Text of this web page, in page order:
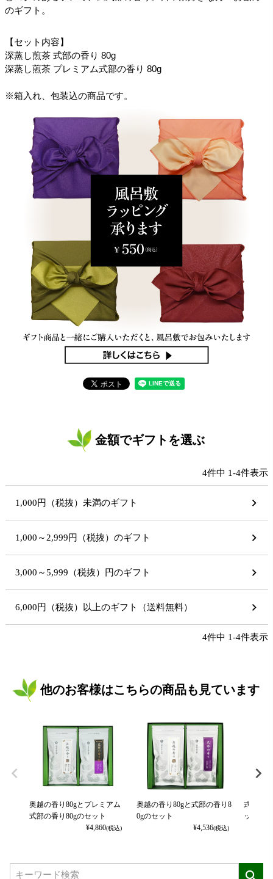
のギフト。
【セット内容】
深蒸し煎茶 式部の香り 80g
深蒸し煎茶 プレミアム式部の香り 80g
※箱入れ、包装込の商品です。
金額でギフトを選ぶ
4件中 1-4件表示
1,000円（税抜）未満のギフト
1,000～2,999円（税抜）のギフト
3,000～5,999（税抜）円のギフト
6,000円（税抜）以上のギフト（送料無料）
4件中 1-4件表示
他のお客様はこちらの商品も見ています
奥越の香り80gとプレミアム
式部の香り80gのセット
¥4,860(税込)
奥越の香り80gと式部の香り8
0gのセット
¥4,536(税込)
式部の
ット